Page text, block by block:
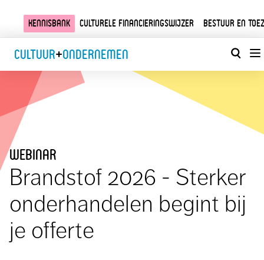
Kennisbank Culturele financieringswijzer Bestuur en
Cultuur+Ondernemen
webinar
Brandstof 2026 - Sterker
onderhandelen begint bij
je offerte